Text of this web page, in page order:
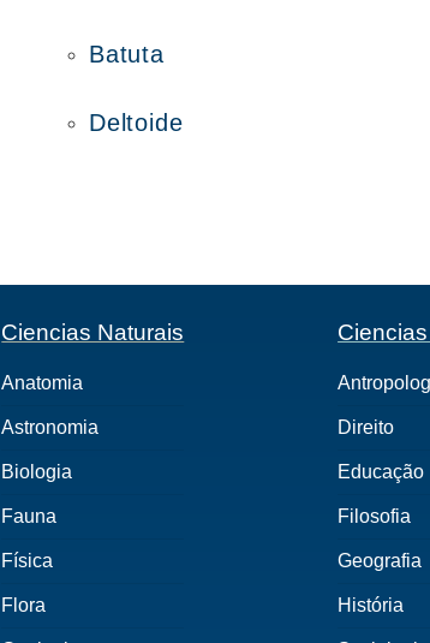
Batuta
Deltoide
Ciencias Naturais
Anatomia
Astronomia
Biologia
Fauna
Física
Flora
Direito
Educação
Filosofia
Geografia
História